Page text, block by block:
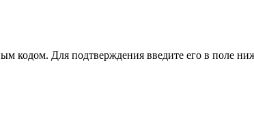
кодом. Для подтверждения введите его в поле